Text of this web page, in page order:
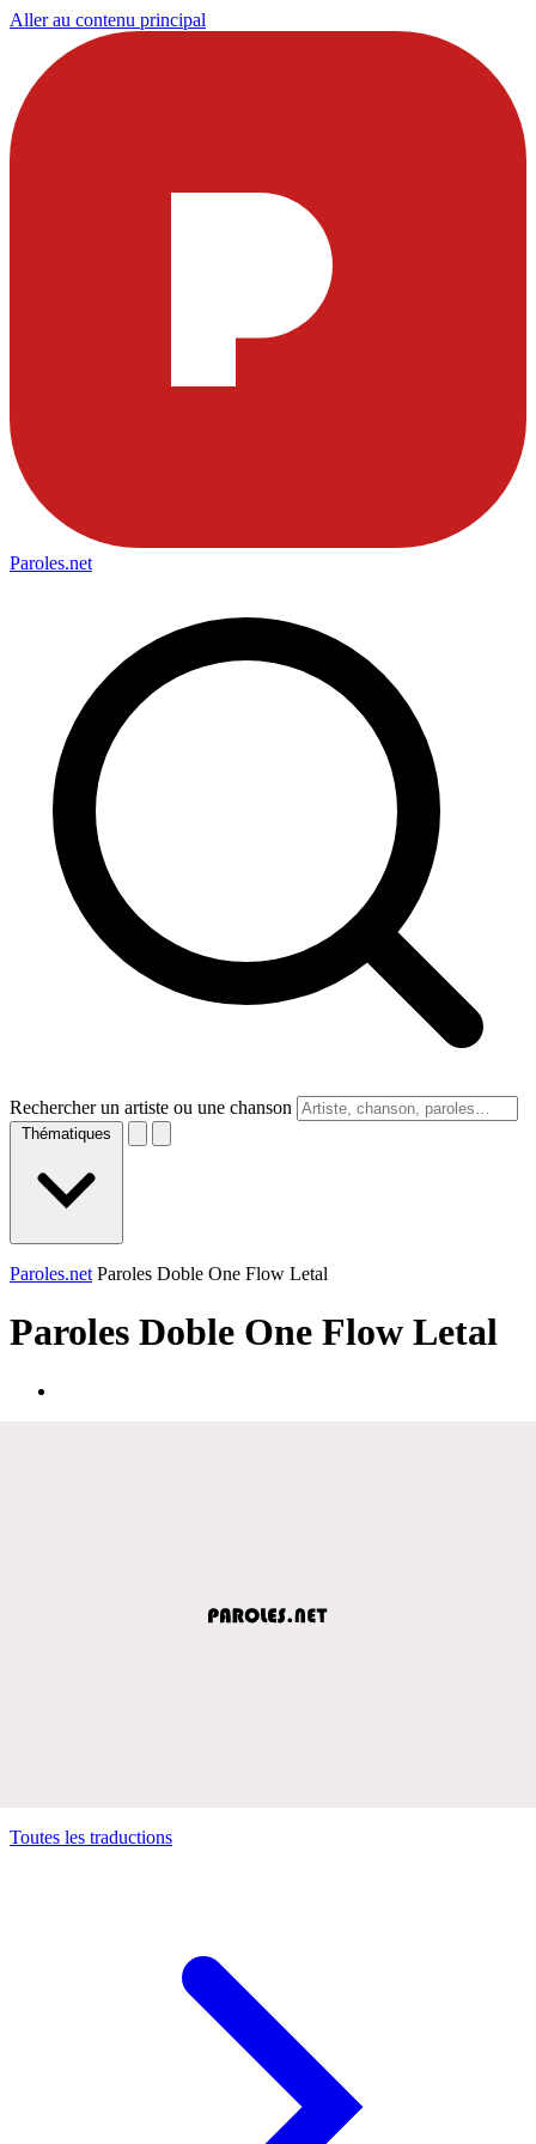
Aller au contenu principal
Paroles.net
Rechercher un artiste ou une chanson
Thématiques
Paroles.net Paroles Doble One Flow Letal
Paroles Doble One Flow Letal
Toutes les traductions